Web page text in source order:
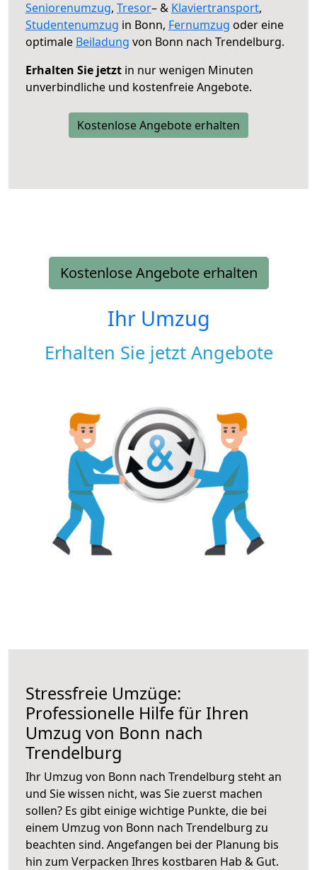
Seniorenumzug, Tresor– & Klaviertransport,
Studentenumzug in Bonn, Fernumzug oder eine
optimale Beiladung von Bonn nach Trendelburg.
Erhalten Sie jetzt in nur wenigen Minuten
unverbindliche und kostenfreie Angebote.
Kostenlose Angebote erhalten
Kostenlose Angebote erhalten
Ihr Umzug
Erhalten Sie jetzt Angebote
Stressfreie Umzüge:
Professionelle Hilfe für Ihren
Umzug von Bonn nach
Trendelburg
Ihr Umzug von Bonn nach Trendelburg steht an
und Sie wissen nicht, was Sie zuerst machen
sollen? Es gibt einige wichtige Punkte, die bei
einem Umzug von Bonn nach Trendelburg zu
beachten sind. Angefangen bei der Planung bis
hin zum Verpacken Ihres kostbaren Hab & Gut.